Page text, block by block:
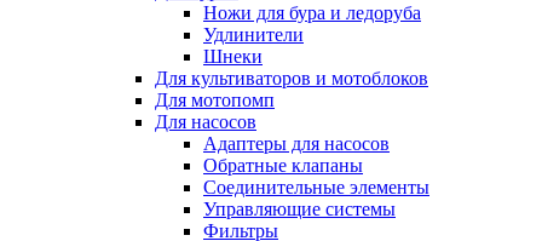
Ножи для бура и ледоруба
Удлинители
Шнеки
Для культиваторов и мотоблоков
Для мотопомп
Для насосов
Адаптеры для насосов
Обратные клапаны
Соединительные элементы
Управляющие системы
Фильтры